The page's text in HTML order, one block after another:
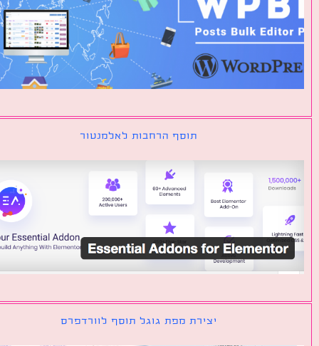
תוסף הרחבות לאלמנטור
יצירת מפת גוגל תוסף לוורדפרס